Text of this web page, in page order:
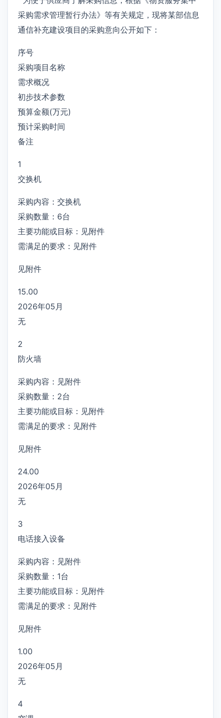
采购需求管理暂行办法》等有关规定，现将某部信息
通信补充建设项目的采购意向公开如下：
序号
采购项目名称
需求概况
初步技术参数
预算金额(万元)
预计采购时间
备注
1
交换机
采购内容：交换机
采购数量：6台
主要功能或目标：见附件
需满足的要求：见附件
见附件
15.00
2026年05月
无
2
防火墙
采购内容：见附件
采购数量：2台
主要功能或目标：见附件
需满足的要求：见附件
见附件
24.00
2026年05月
无
3
电话接入设备
采购内容：见附件
采购数量：1台
主要功能或目标：见附件
需满足的要求：见附件
见附件
1.00
2026年05月
无
4